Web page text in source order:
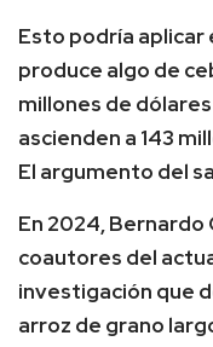
Esto podría aplicar
produce algo de
millones de
ascienden a 143
El argumento del
En 2024,
coautores del
investigación que
arroz de grano